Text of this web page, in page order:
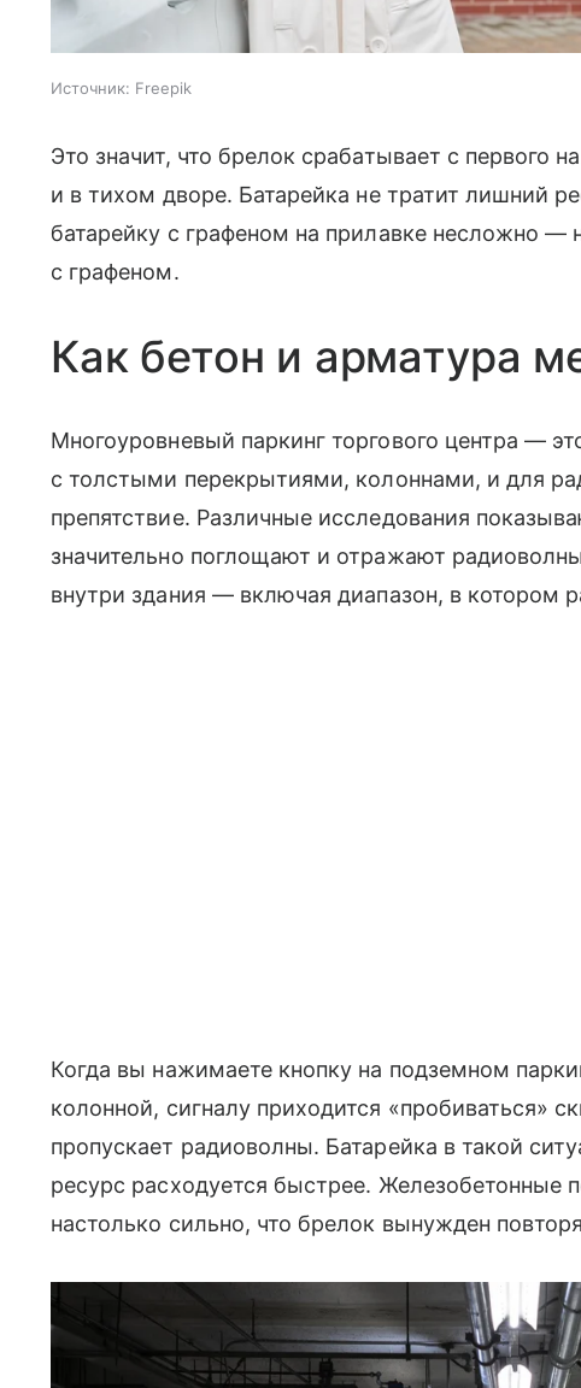
Источник: Freepik
Это значит, что брелок срабатывает с первого
и в тихом дворе. Батарейка не тратит лишний
батарейку с графеном на прилавке несложно —
с графеном.
Как бетон и арматура
Многоуровневый паркинг торгового центра —
с толстыми перекрытиями, колоннами, и для
препятствие. Различные исследования
значительно поглощают и отражают
внутри здания — включая диапазон, в котором
Когда вы нажимаете кнопку на подземном
колонной, сигналу приходится «пробиваться»
пропускает радиоволны. Батарейка в такой
ресурс расходуется быстрее. Железобетонные
настолько сильно, что брелок вынужден